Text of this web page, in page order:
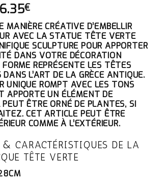
:
€
PRIX
ACTUEL
EST :
166.35€.
MANIÈRE CRÉATIVE D’EMBELLIR
AVEC LA STATUE TÊTE VERTE
SCULPTURE POUR APPORTER
DANS VOTRE DÉCORATION
REPRÉSENTE LES TÊTES
DANS L’ART DE LA GRÈCE ANTIQUE.
UNIQUE ROMPT AVEC LES TONS
APPORTE UN ÉLÉMENT DE
ÊTRE ORNÉ DE PLANTES, SI
CET ARTICLE PEUT ÊTRE
COMME À L’EXTÉRIEUR.
CARACTÉRISTIQUES DE LA
TÊTE VERTE